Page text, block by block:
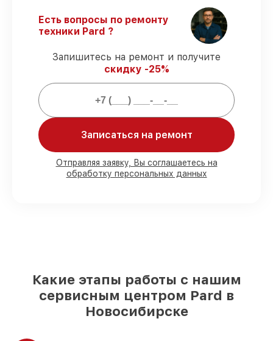
ремонт прицелов ночного видения Pard
в оговоренные сроки.
Официальная гарантия
– на все ремонт
и запчасти для прицелов ночного
видения Pard предоставляется
официальное сопровождение.
Мы гарантируем:
заказов по ремонту проводятся с
возможностью присутствия владельца
90%деталей Pard готовы к установке в
наших мастерских в Новосибирске,
Есть вопросы по ремонту
техники Pard ?
Запишитесь на ремонт и получите
скидку -25%
Записаться на ремонт
Отправляя заявку, Вы соглашаетесь на
обработку персональных данных
Какие этапы работы с нашим
сервисным центром Pard в
Новосибирске